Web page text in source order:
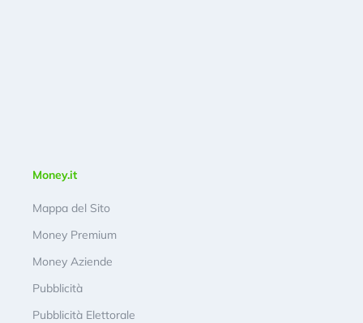
Money.it
Mappa del Sito
Money Premium
Money Aziende
Pubblicità
Pubblicità Elettorale